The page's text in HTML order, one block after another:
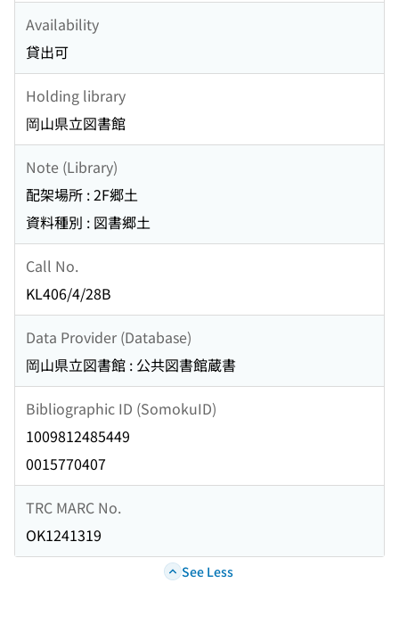
Availability
貸出可
Holding library
岡山県立図書館
Note (Library)
配架場所 : 2F郷土
資料種別 : 図書郷土
Call No.
KL406/4/28B
Data Provider (Database)
岡山県立図書館 : 公共図書館蔵書
Bibliographic ID (SomokuID)
1009812485449
0015770407
TRC MARC No.
OK1241319
See Less